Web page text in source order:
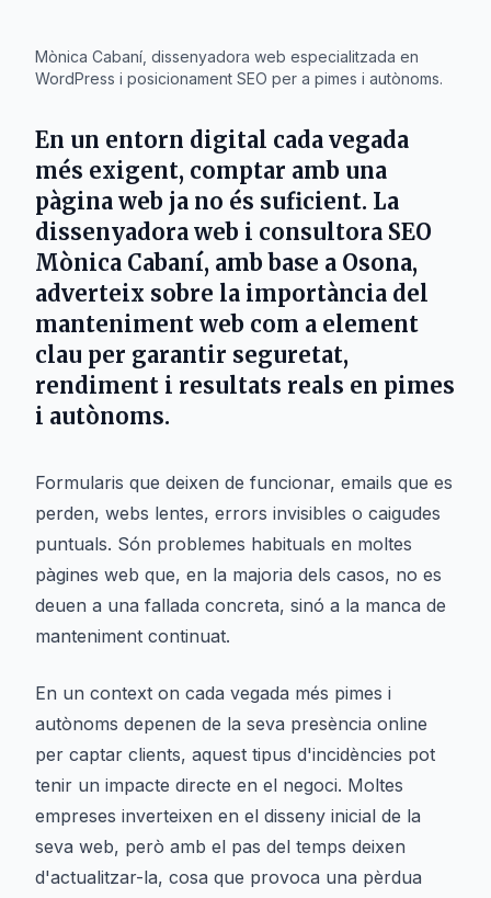
Mònica Cabaní, dissenyadora web especialitzada en
WordPress i posicionament SEO per a pimes i autònoms.
En un entorn digital cada vegada
més exigent, comptar amb una
pàgina web ja no és suficient. La
dissenyadora web i consultora SEO
Mònica Cabaní, amb base a Osona,
adverteix sobre la importància del
manteniment web com a element
clau per garantir seguretat,
rendiment i resultats reals en pimes
i autònoms.
Formularis que deixen de funcionar, emails que es
perden, webs lentes, errors invisibles o caigudes
puntuals. Són problemes habituals en moltes
pàgines web que, en la majoria dels casos, no es
deuen a una fallada concreta, sinó a la manca de
manteniment continuat.
En un context on cada vegada més pimes i
autònoms depenen de la seva presència online
per captar clients, aquest tipus d'incidències pot
tenir un impacte directe en el negoci. Moltes
empreses inverteixen en el disseny inicial de la
seva web, però amb el pas del temps deixen
d'actualitzar-la, cosa que provoca una pèrdua